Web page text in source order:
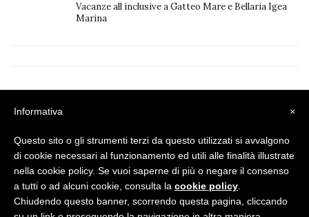
Vacanze all inclusive a Gatteo Mare e Bellaria Igea
Marina
×
Informativa
Questo sito o gli strumenti terzi da questo utilizzati si avvalgono
di cookie necessari al funzionamento ed utili alle finalità illustrate
nella cookie policy. Se vuoi saperne di più o negare il consenso
a tutti o ad alcuni cookie, consulta la cookie policy
Chiudendo questo banner, scorrendo questa pagina, cliccando